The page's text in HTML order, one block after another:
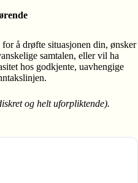
å drøfte situasjonen din, ønsker
samtalen, eller vil ha
hos godkjente, uavhengige
og helt uforpliktende).